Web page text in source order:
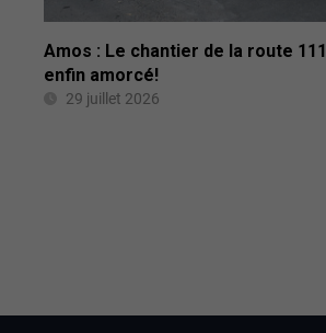
Amos : Le chantier de la route 111
enfin amorcé!
29 juillet 2026